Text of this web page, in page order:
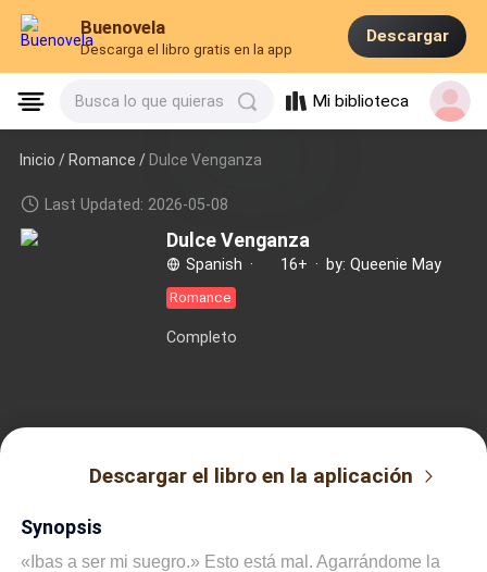
Buenovela
Descarga el libro gratis en la app
Descargar
Busca lo que quieras Mi biblioteca
Inicio /Romance / Dulce Venganza
Last Updated: 2026-05-08
Dulce Venganza
Spanish · 16+ · by: Queenie May
Romance
Completo
Descargar el libro en la aplicación
Synopsis
«Ibas a ser mi suegro.» Esto está mal. Agarrándome la